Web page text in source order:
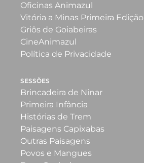
Oficinas Animazul
Vitória a Minas Primeira Edição
Griôs de Goiabeiras
CineAnimazul
Política de Privacidade
SESSÕES
Brincadeira de Ninar
Primeira Infância
Histórias de Trem
Paisagens Capixabas
Outras Paisagens
Povos e Mangues